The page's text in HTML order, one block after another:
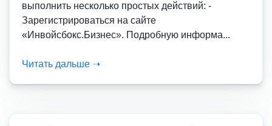
выполнить несколько простых действий: -
Зарегистрироваться на сайте
«Инвойсбокс.Бизнес». Подробную информа...
Читать дальше ➝